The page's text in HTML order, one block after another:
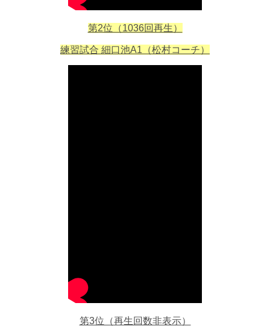
第2位（1036回再生）
練習試合 細口池A1（松村コーチ）
第3位（再生回数非表示）